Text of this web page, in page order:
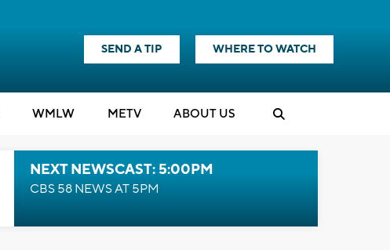
SEND A TIP WHERE TO WATCH
WMLW METV ABOUT US
NEXT NEWSCAST: 5:00PM
CBS 58 NEWS AT 5PM